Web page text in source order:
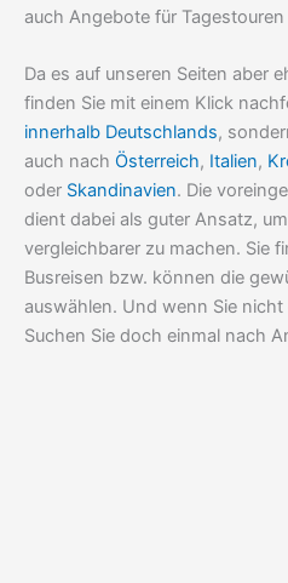
auch Angebote für
Da es auf unseren Seiten aber
finden Sie mit einem Klick
innerhalb Deutschlands,
auch nach Österreich, Italien,
oder Skandinavien. Die
dient dabei als guter Ansatz,
vergleichbarer zu machen. Sie
Busreisen bzw. können die
auswählen. Und wenn Sie
Suchen Sie doch einmal nach